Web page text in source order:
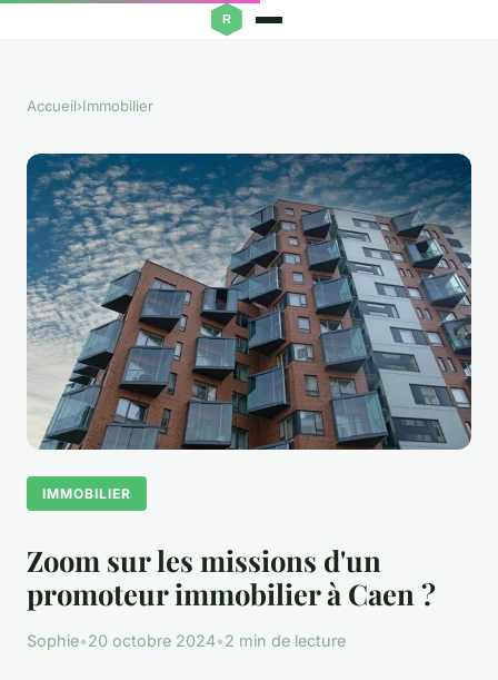
Accueil›Immobilier
IMMOBILIER
Zoom sur les missions d'un
promoteur immobilier à Caen ?
Sophie•20 octobre 2024•2 min de lecture